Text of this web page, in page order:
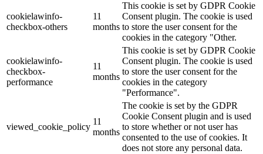
cookielawinfo-
checkbox-others
11
months
This cookie is set by GDPR Cookie
Consent plugin. The cookie is used
to store the user consent for the
cookies in the category "Other.
cookielawinfo-
checkbox-
performance
11
months
This cookie is set by GDPR Cookie
Consent plugin. The cookie is used
to store the user consent for the
cookies in the category
"Performance".
viewed_cookie_policy
11
months
The cookie is set by the GDPR
Cookie Consent plugin and is used
to store whether or not user has
consented to the use of cookies. It
does not store any personal data.